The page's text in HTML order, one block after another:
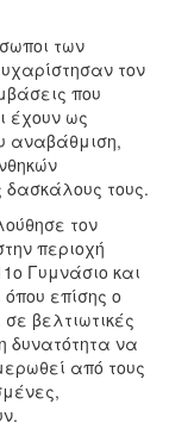
των
τον
που
έχουν ως
αναβάθμιση,
τους.
τον
περιοχή
Γυμνάσιο και
όπου επίσης ο
βελτιωτικές
δυνατότητα να
από τους